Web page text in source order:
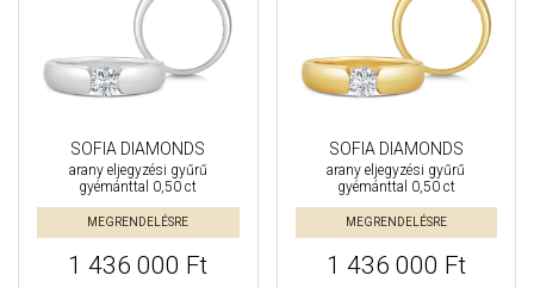
SOFIA DIAMONDS
arany eljegyzési gyűrű
gyémánttal 0,50 ct
MEGRENDELÉSRE
1 436 000 Ft
SOFIA DIAMONDS
arany eljegyzési gyűrű
gyémánttal 0,50 ct
MEGRENDELÉSRE
1 436 000 Ft